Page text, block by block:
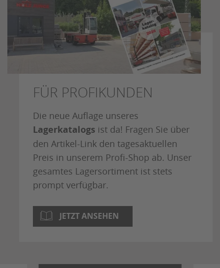
FÜR PROFIKUNDEN
Die neue Auflage unseres
Lagerkatalogs ist da! Fragen Sie über
den Artikel-Link den tagesaktuellen
Preis in unserem Profi-Shop ab. Unser
gesamtes Lagersortiment ist stets
prompt verfügbar.
JETZT ANSEHEN